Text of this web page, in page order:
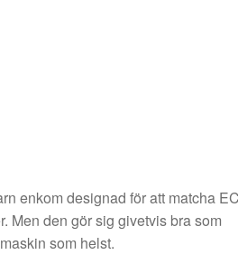
enkom designad för att matcha
Men den gör sig givetvis bra som
som helst.